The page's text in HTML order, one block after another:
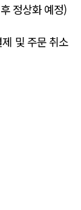
정상화 예정)
및 주문 취소